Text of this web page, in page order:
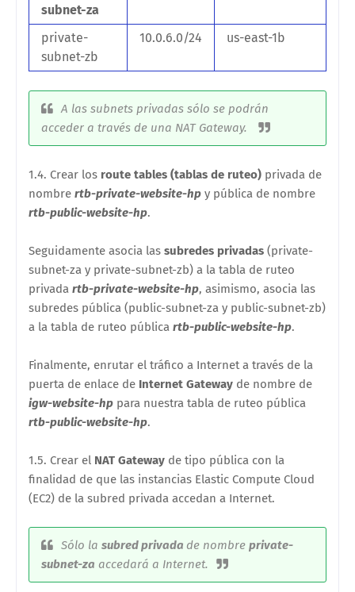
subnet-za
private-
subnet-zb
10.0.6.0/24 us-east-1b
A las subnets privadas sólo se podrán
acceder a través de una NAT Gateway.
1.4. Crear los route tables (tablas de ruteo) privada de
nombre rtb-private-website-hp y pública de nombre
rtb-public-website-hp.
Seguidamente asocia las subredes privadas (private-
subnet-za y private-subnet-zb) a la tabla de ruteo
privada rtb-private-website-hp, asimismo, asocia las
subredes pública (public-subnet-za y public-subnet-zb)
a la tabla de ruteo pública rtb-public-website-hp.
Finalmente, enrutar el tráfico a Internet a través de la
puerta de enlace de Internet Gateway de nombre de
igw-website-hp para nuestra tabla de ruteo pública
rtb-public-website-hp.
1.5. Crear el NAT Gateway de tipo pública con la
finalidad de que las instancias Elastic Compute Cloud
(EC2) de la subred privada accedan a Internet.
Sólo la subredprivada de nombre private-
subnet-za accedará a Internet.